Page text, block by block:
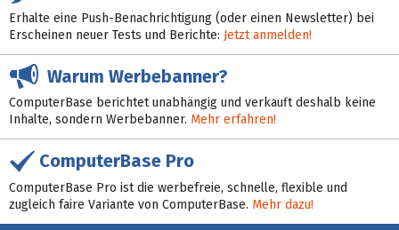
Erhalte eine Push-Benachrichtigung (oder einen Newsletter) bei
Erscheinen neuer Tests und Berichte: Jetzt anmelden!
Warum Werbebanner?
ComputerBase berichtet unabhängig und verkauft deshalb keine
Inhalte, sondern Werbebanner. Mehr erfahren!
ComputerBase Pro
ComputerBase Pro ist die werbefreie, schnelle, flexible und
zugleich faire Variante von ComputerBase. Mehr dazu!